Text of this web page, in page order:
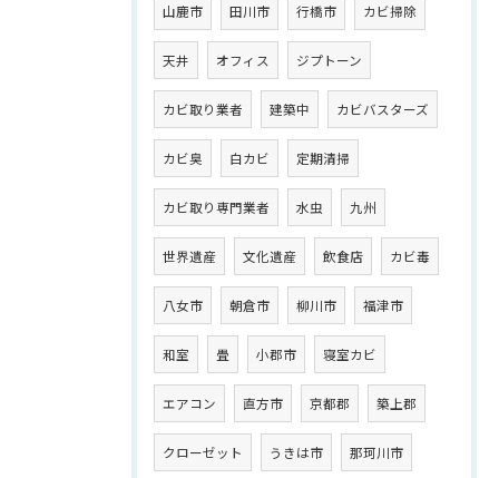
山鹿市 田川市 行橋市 カビ掃除
天井 オフィス ジプトーン
カビ取り業者 建築中 カビバスターズ
カビ臭 白カビ 定期清掃
カビ取り専門業者 水虫 九州
世界遺産 文化遺産 飲食店 カビ毒
八女市 朝倉市 柳川市 福津市
和室 畳 小郡市 寝室カビ
エアコン 直方市 京都郡 築上郡
クローゼット うきは市 那珂川市